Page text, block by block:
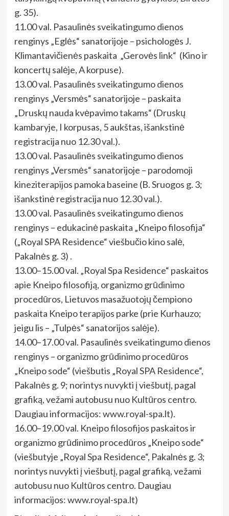
g. 35).
11.00 val. Pasaulinės sveikatingumo dienos
renginys „Eglės“ sanatorijoje – psichologės J.
Klimantavičienės paskaita „Gerovės link“ (Kino ir
koncertų salėje, A korpuse).
13.00 val. Pasaulinės sveikatingumo dienos
renginys „Versmės“ sanatorijoje – paskaita
„Druskų nauda kvėpavimo takams“ (Druskų
kambaryje, I korpusas, 5 aukštas, išankstinė
registracija nuo 12.30 val.).
13.00 val. Pasaulinės sveikatingumo dienos
renginys „Versmės“ sanatorijoje – parodomoji
kineziterapijos pamoka baseine (B. Sruogos g. 3;
išankstinė registracija nuo 12.30 val.).
13.00 val. Pasaulinės sveikatingumo dienos
renginys – edukacinė paskaita „Kneipo filosofija“
(„Royal SPA Residence“ viešbučio kino salė,
Pakalnės g. 3) .
13.00–15.00 val. „Royal Spa Residence“ paskaitos
apie Kneipo filosofiją, organizmo grūdinimo
procedūros, Lietuvos masažuotojų čempiono
paskaita Kneipo terapijos parke (prie Kurhauzo;
jeigu lis – „Tulpės“ sanatorijos salėje).
14.00–17.00 val. Pasaulinės sveikatingumo dienos
renginys – organizmo grūdinimo procedūros
„Kneipo sode“ (viešbutis „Royal SPA Residence“,
Pakalnės g. 9; norintys nuvykti į viešbutį, pagal
grafiką, vežami autobusu nuo Kultūros centro.
Daugiau informacijos: www.royal-spa.lt).
16.00–19.00 val. Kneipo filosofijos paskaitos ir
organizmo grūdinimo procedūros „Kneipo sode“
(viešbutyje „Royal Spa Residence“, Pakalnės g. 3;
norintys nuvykti į viešbutį, pagal grafiką, vežami
autobusu nuo Kultūros centro. Daugiau
informacijos: www.royal-spa.lt)